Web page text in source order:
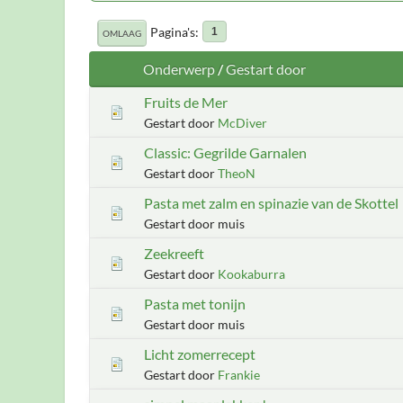
OMLAAG Pagina's 1
Onderwerp/Gestart door
Fruits de Mer
Gestart door McDiver
Classic: Gegrilde Garnalen
Gestart doorTheoN
Pasta met zalm en spinazie van de Skottel
Gestart door muis
Zeekreeft
Gestart door Kookaburra
Pasta met tonijn
Gestart door muis
Licht zomerrecept
Gestart door Frankie